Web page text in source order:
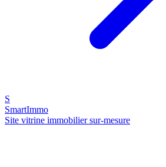
S
SmartImmo
Site vitrine immobilier sur-mesure